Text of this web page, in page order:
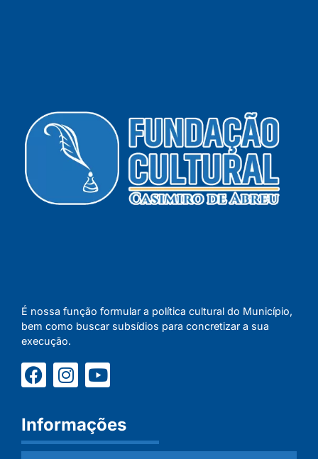
É nossa função formular a política cultural do Município,
bem como buscar subsídios para concretizar a sua
execução.
Informações